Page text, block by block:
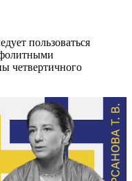
пользоваться
четвертичного